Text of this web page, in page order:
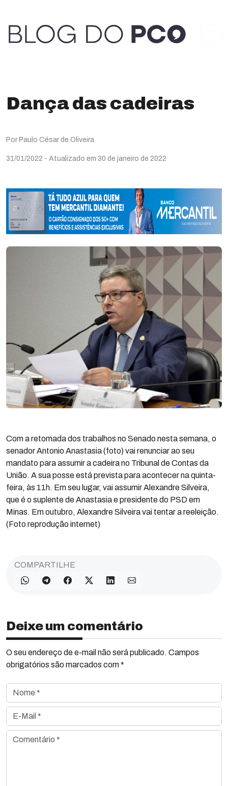
Dança das cadeiras
Por Paulo César de Oliveira
31/01/2022 - Atualizado em 30 de janeiro de 2022
Com a retomada dos trabalhos no Senado nesta semana, o
senador Antonio Anastasia (foto) vai renunciar ao seu
mandato para assumir a cadeira no Tribunal de Contas da
União. A sua posse está prevista para acontecer na quinta-
feira, às 11h. Em seu lugar, vai assumir Alexandre Silveira,
que é o suplente de Anastasia e presidente do PSD em
Minas. Em outubro, Alexandre Silveira vai tentar a reeleição.
(Foto reprodução internet)
COMPARTILHE
Deixe um comentário
O seu endereço de e-mail não será publicado. Campos
obrigatórios são marcados com *
Nome *
E-Mail *
Comentário *